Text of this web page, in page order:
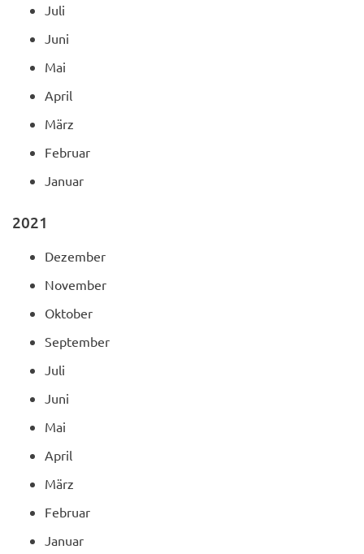
Juli
Juni
Mai
April
März
Februar
Januar
2021
Dezember
November
Oktober
September
Juli
Juni
Mai
April
März
Februar
Januar